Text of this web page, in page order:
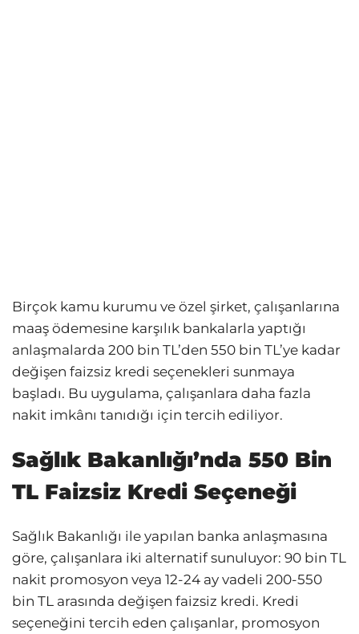
Birçok kamu kurumu ve özel şirket, çalışanlarına
maaş ödemesine karşılık bankalarla yaptığı
anlaşmalarda 200 bin TL’den 550 bin TL’ye kadar
değişen faizsiz kredi seçenekleri sunmaya
başladı. Bu uygulama, çalışanlara daha fazla
nakit imkânı tanıdığı için tercih ediliyor.
Sağlık Bakanlığı’nda 550 Bin
TL Faizsiz Kredi Seçeneği
Sağlık Bakanlığı ile yapılan banka anlaşmasına
göre, çalışanlara iki alternatif sunuluyor: 90 bin TL
nakit promosyon veya 12-24 ay vadeli 200-550
bin TL arasında değişen faizsiz kredi. Kredi
seçeneğini tercih eden çalışanlar, promosyon